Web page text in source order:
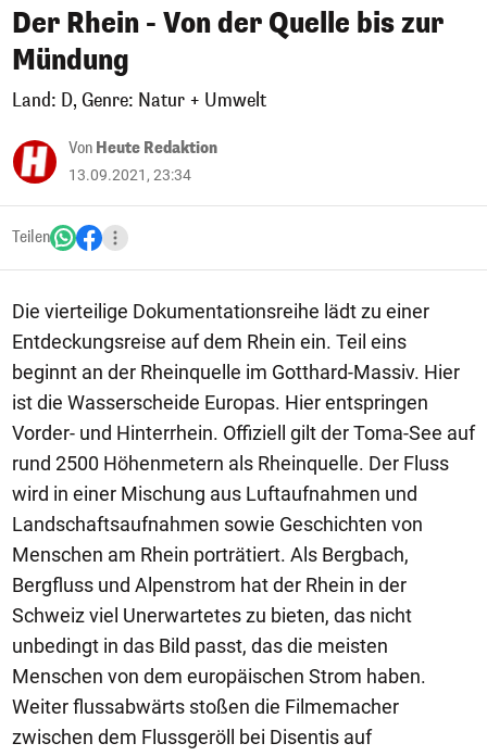
Der Rhein - Von der Quelle bis zur
Mündung
Land: D, Genre: Natur + Umwelt
Von Heute Redaktion
13.09.2021, 23:34
Teilen
Die vierteilige Dokumentationsreihe lädt zu einer
Entdeckungsreise auf dem Rhein ein. Teil eins
beginnt an der Rheinquelle im Gotthard-Massiv. Hier
ist die Wasserscheide Europas. Hier entspringen
Vorder- und Hinterrhein. Offiziell gilt der Toma-See auf
rund 2500 Höhenmetern als Rheinquelle. Der Fluss
wird in einer Mischung aus Luftaufnahmen und
Landschaftsaufnahmen sowie Geschichten von
Menschen am Rhein porträtiert. Als Bergbach,
Bergfluss und Alpenstrom hat der Rhein in der
Schweiz viel Unerwartetes zu bieten, das nicht
unbedingt in das Bild passt, das die meisten
Menschen von dem europäischen Strom haben.
Weiter flussabwärts stoßen die Filmemacher
zwischen dem Flussgeröll bei Disentis auf